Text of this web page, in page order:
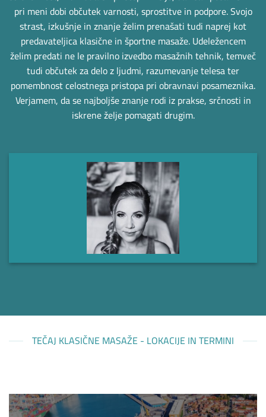
pri meni dobi občutek varnosti, sprostitve in podpore. Svojo
strast, izkušnje in znanje želim prenašati tudi naprej kot
predavateljica klasične in športne masaže. Udeležencem
želim predati ne le pravilno izvedbo masažnih tehnik, temveč
tudi občutek za delo z ljudmi, razumevanje telesa ter
pomembnost celostnega pristopa pri obravnavi posameznika.
Verjamem, da se najboljše znanje rodi iz prakse, srčnosti in
iskrene želje pomagati drugim.
TEČAJ KLASIČNE MASAŽE - LOKACIJE IN TERMINI